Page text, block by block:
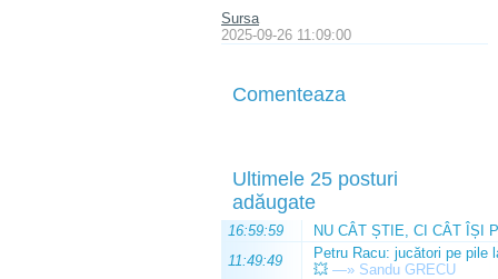
Sursa
2025-09-26 11:09:00
Comenteaza
Ultimele 25 posturi
adăugate
16:59:59
NU CÂT ȘTIE, CI CÂT ÎȘI
11:49:49
Petru Racu: jucători pe pile
💥 —» Sandu GRECU